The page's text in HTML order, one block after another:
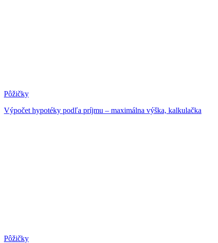
Pôžičky
Výpočet hypotéky podľa príjmu – maximálna výška, kalkulačka
Pôžičky